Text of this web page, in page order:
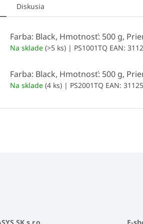
Diskusia
Farba: Black, Hmotnosť: 500 g,
Na sklade (>5 ks) | PS1001TQ EAN:
Farba: Black, Hmotnosť: 500 g,
Na sklade (4 ks) | PS2001TQ EAN: